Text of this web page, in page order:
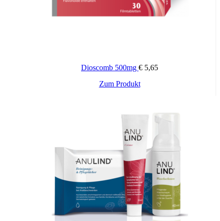
Dioscomb 500mg € 5,65
Zum Produkt